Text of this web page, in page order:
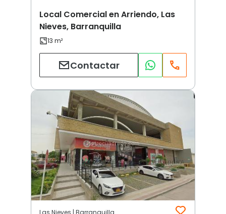
Local Comercial en Arriendo, Las
Nieves, Barranquilla
Contactar
Las Nieves | Barranquilla